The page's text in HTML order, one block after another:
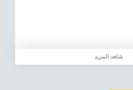
شاهد المزيد